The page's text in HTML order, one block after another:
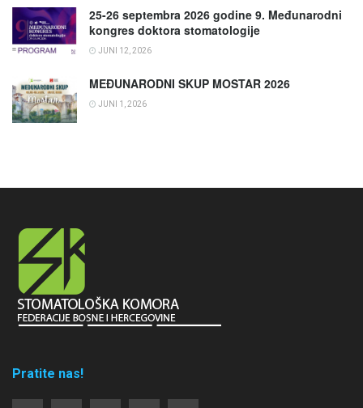
25-26 septembra 2026 godine 9. Međunarodni
kongres doktora stomatologije
JUNI 12, 2026
MEĐUNARODNI SKUP MOSTAR 2026
JUNI 1, 2026
Pratite nas!